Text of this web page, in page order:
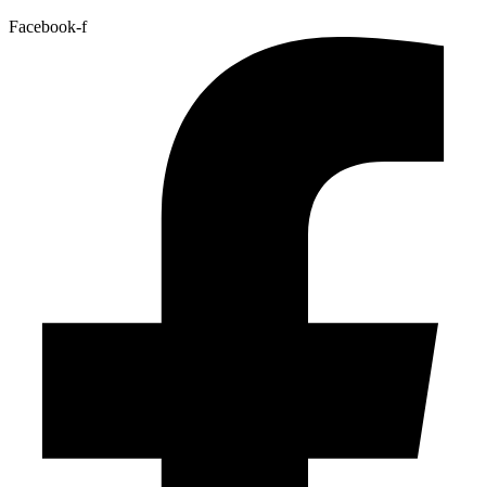
Facebook-f